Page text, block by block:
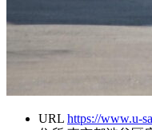
URL https://www.u-